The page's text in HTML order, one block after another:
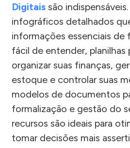
Digitais são
infográficos detalhados
informações essenciais de
fácil de entender, planilhas
organizar suas finanças,
estoque e controlar suas
modelos de documentos
formalização e gestão do
recursos são ideais para
tomar decisões mais